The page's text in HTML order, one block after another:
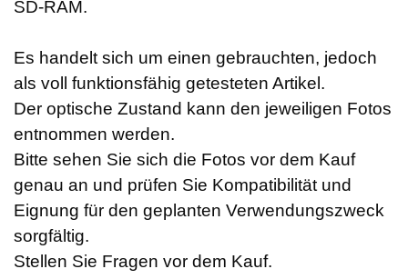
SD-RAM.
Es handelt sich um einen gebrauchten, jedoch
als voll funktionsfähig getesteten Artikel.
Der optische Zustand kann den jeweiligen Fotos
entnommen werden.
Bitte sehen Sie sich die Fotos vor dem Kauf
genau an und prüfen Sie Kompatibilität und
Eignung für den geplanten Verwendungszweck
sorgfältig.
Stellen Sie Fragen vor dem Kauf.